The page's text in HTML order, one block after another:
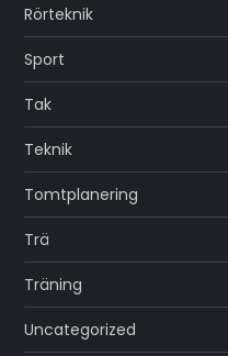
Rörteknik
Sport
Tak
Teknik
Tomtplanering
Trä
Träning
Uncategorized